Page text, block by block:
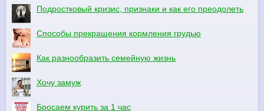
Подростковый кризис, признаки и как его преодолеть
Способы прекращения кормления грудью
Как разнообразить семейную жизнь
Хочу замуж
Бросаем курить за 1 час